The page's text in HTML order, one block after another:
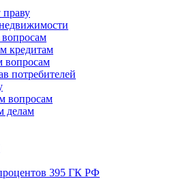
кредитам
вопросам
потребителей
вопросам
делам
395 ГК РФ